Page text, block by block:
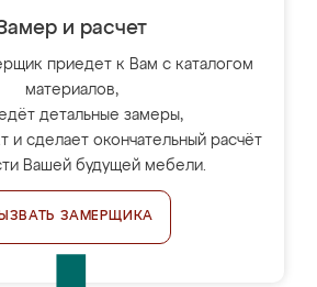
и расчет
приедет к Вам с каталогом
материалов,
детальные замеры,
и сделает окончательный расчёт
Вашей будущей мебели.
ЗАМЕРЩИКА